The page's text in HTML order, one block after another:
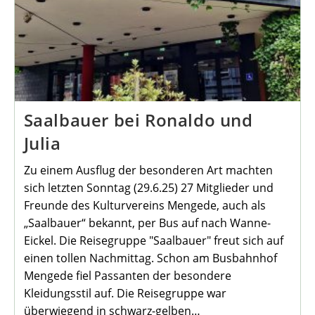
Saalbauer bei Ronaldo und
Julia
Zu einem Ausflug der besonderen Art machten
sich letzten Sonntag (29.6.25) 27 Mitglieder und
Freunde des Kulturvereins Mengede, auch als
„Saalbauer“ bekannt, per Bus auf nach Wanne-
Eickel. Die Reisegruppe "Saalbauer" freut sich auf
einen tollen Nachmittag. Schon am Busbahnhof
Mengede fiel Passanten der besondere
Kleidungsstil auf. Die Reisegruppe war
überwiegend in schwarz-gelben…